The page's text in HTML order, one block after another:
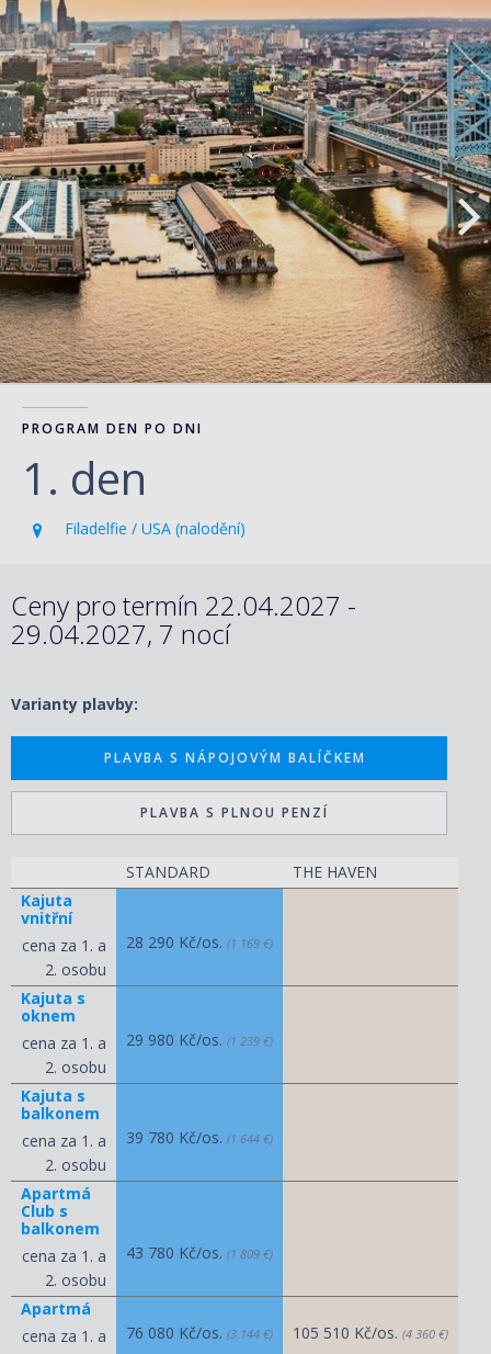
PROGRAM DEN PO DNI
1. den
Filadelfie / USA (nalodění)
Ceny pro termín 22.04.2027 -
29.04.2027, 7 nocí
Varianty plavby:
PLAVBA S NÁPOJOVÝM BALÍČKEM
PLAVBA S PLNOU PENZÍ
STANDARD
THE HAVEN
Kajuta
vnitřní
cena za 1. a
2. osobu
28 290 Kč/os. (1 169 €)
Kajuta s
oknem
cena za 1. a
2. osobu
29 980 Kč/os. (1 239 €)
Kajuta s
balkonem
cena za 1. a
2. osobu
39 780 Kč/os. (1 644 €)
Apartmá
Club s
balkonem
cena za 1. a
2. osobu
43 780 Kč/os. (1 809 €)
Apartmá
cena za 1. a
76 080 Kč/os. (3 144 €) 105 510 Kč/os. (4 360 €)